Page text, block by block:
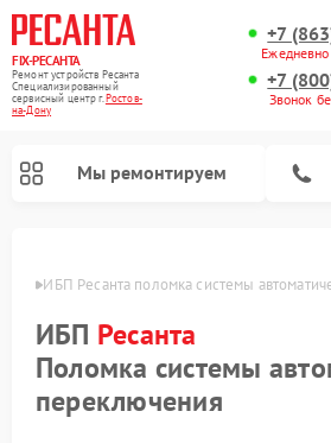
FIX-РЕСАНТА
Ремонт устройств Ресанта
Специализированный
cервисный центр г.Ростов-
на-Дону
+7
+7
Звонок
Мы ремонтируем
Дону ИБП Ресанта поломка системы
ИБП Ресанта
Поломка системы
переключения